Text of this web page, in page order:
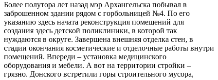
Более полутора лет назад мэр Архангельска побывал в
заброшенном здании рядом с горбольницей №4. По его
указанию здесь начата реконструкция помещений для
создания здесь детской поликлиники, в которой так
нуждаются в округе. Завершена внешняя отделка стен, в
стадии окончания косметические и отделочные работы внутри
помещений. Впереди – установка медицинского
оборудования и мебели. А вот на территории стройки –
грязно. Донского встретили горы строительного мусора,